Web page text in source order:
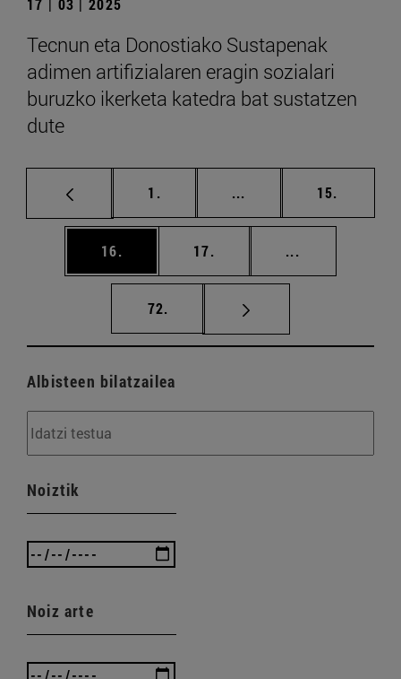
17 | 03 | 2025
Tecnun eta Donostiako Sustapenak
adimen artifizialaren eragin sozialari
buruzko ikerketa katedra bat sustatzen
dute
1. ... Tarteko orrialdeak
15.
16. 17. ...
72.
Albisteen bilatzailea
Noiztik
Noiz arte